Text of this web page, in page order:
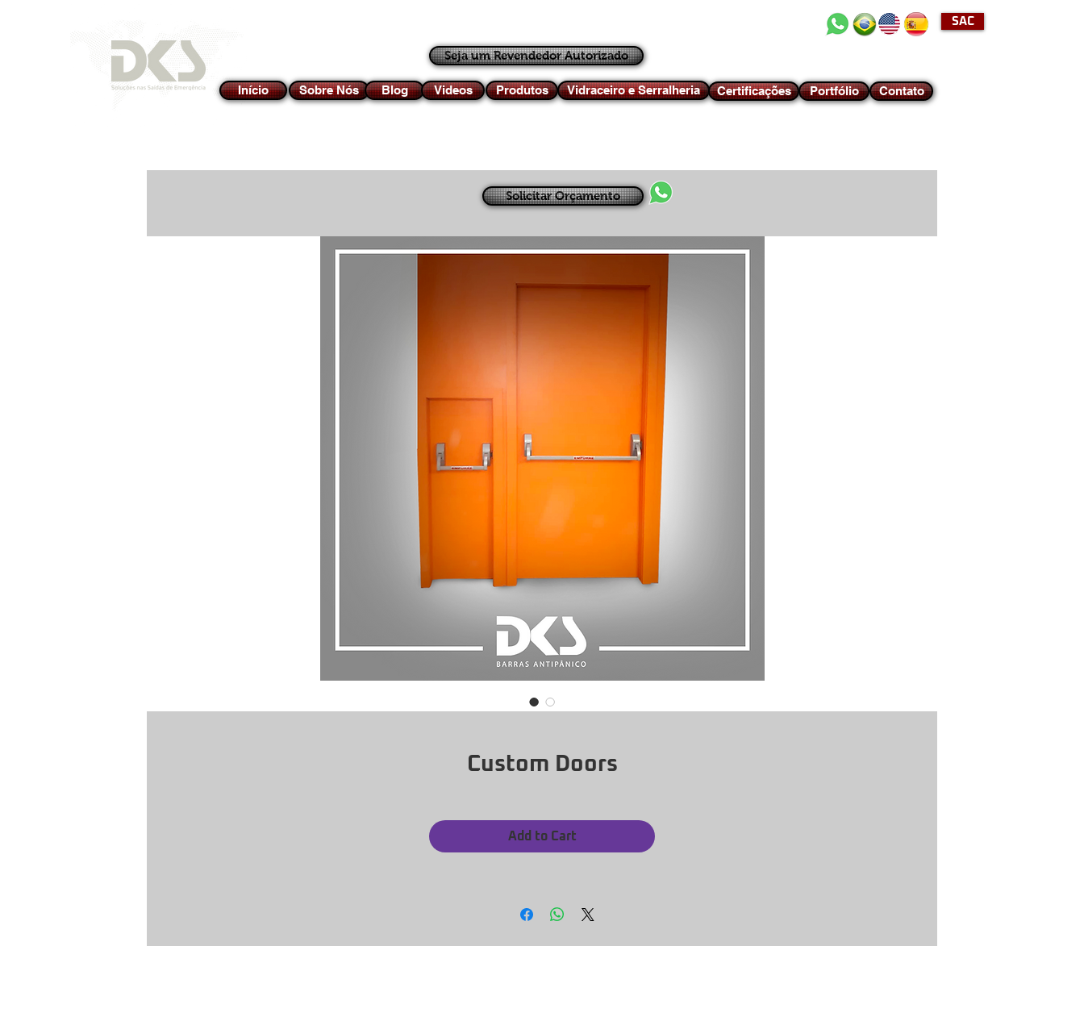
SAC
Seja um Revendedor Autorizado
Início Sobre Nós Blog Videos Produtos Vidraceiro e Serralheria Certificações Portfólio Contato
Custom Doors
Add to Cart
Solicitar Orçamento